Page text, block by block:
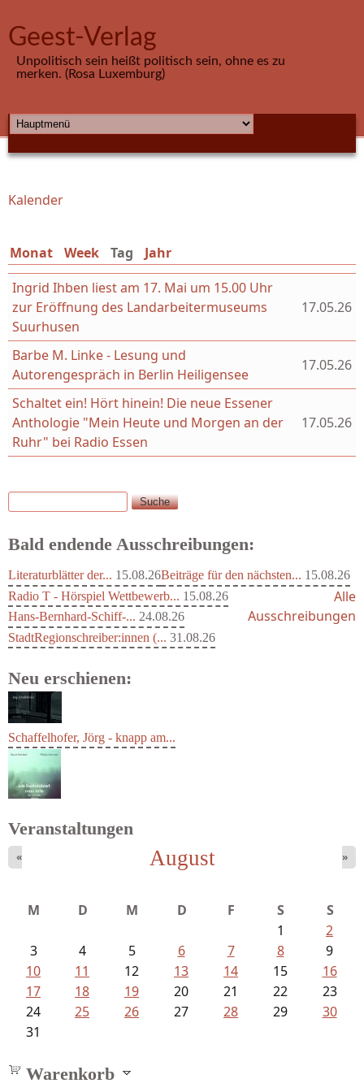
Geest-Verlag
Unpolitisch sein heißt politisch sein, ohne es zu
merken. (Rosa Luxemburg)
HAUPTMENÜ
Sie sind hier
Kalender
Monat Week Tag (aktiver Reiter)
Jahr
Ingrid Ihben liest am 17. Mai um 15.00 Uhr
zur Eröffnung des Landarbeitermuseums
Suurhusen
17.05.26
Barbe M. Linke - Lesung und
Autorengespräch in Berlin Heiligensee
17.05.26
Schaltet ein! Hört hinein! Die neue Essener
Anthologie "Mein Heute und Morgen an der
Ruhr" bei Radio Essen
17.05.26
Suchformular
Suche
Bald endende Ausschreibungen:
Literaturblätter der... 15.08.26Beiträge für den nächsten... 15.08.26
Radio T - Hörspiel Wettbewerb... 15.08.26
Hans-Bernhard-Schiff-... 24.08.26
StadtRegionschreiber:innen (... 31.08.26
Alle
Ausschreibungen
Neu erschienen:
Schnabel, Sigune und Philipp L´...
Schaffelhofer, Jörg - knapp am...
Veranstaltungen
August
« »
M D M D F S
S
1
2
3
4 5 6 7 8
9
10
11 12 13 14 15
16
17
18 19 20 21 22
23
24
25 26 27 28 29
30
31
Warenkorb